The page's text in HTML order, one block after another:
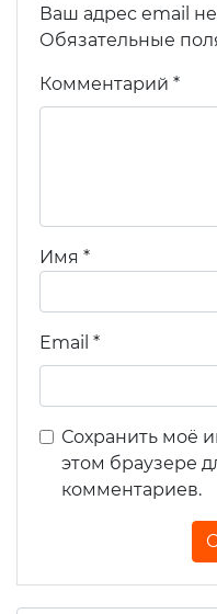
Ваш адрес email
Обязательные
Комментарий *
Имя *
Email *
Сохранить моё
этом браузере
комментариев.